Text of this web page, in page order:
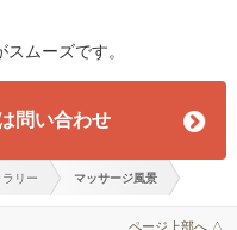
ムーズです。
問い合わせ
リー マッサージ風景
ページ上部へ △